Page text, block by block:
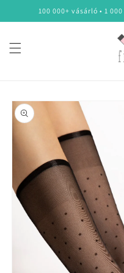
Ugrás a100 000+ vásárló • 1
Kihagyás, és
ugrás a
termékadatokra